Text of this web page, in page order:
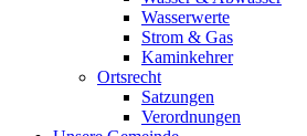
Wasserwerte
Strom & Gas
Kaminkehrer
Ortsrecht
Satzungen
Verordnungen